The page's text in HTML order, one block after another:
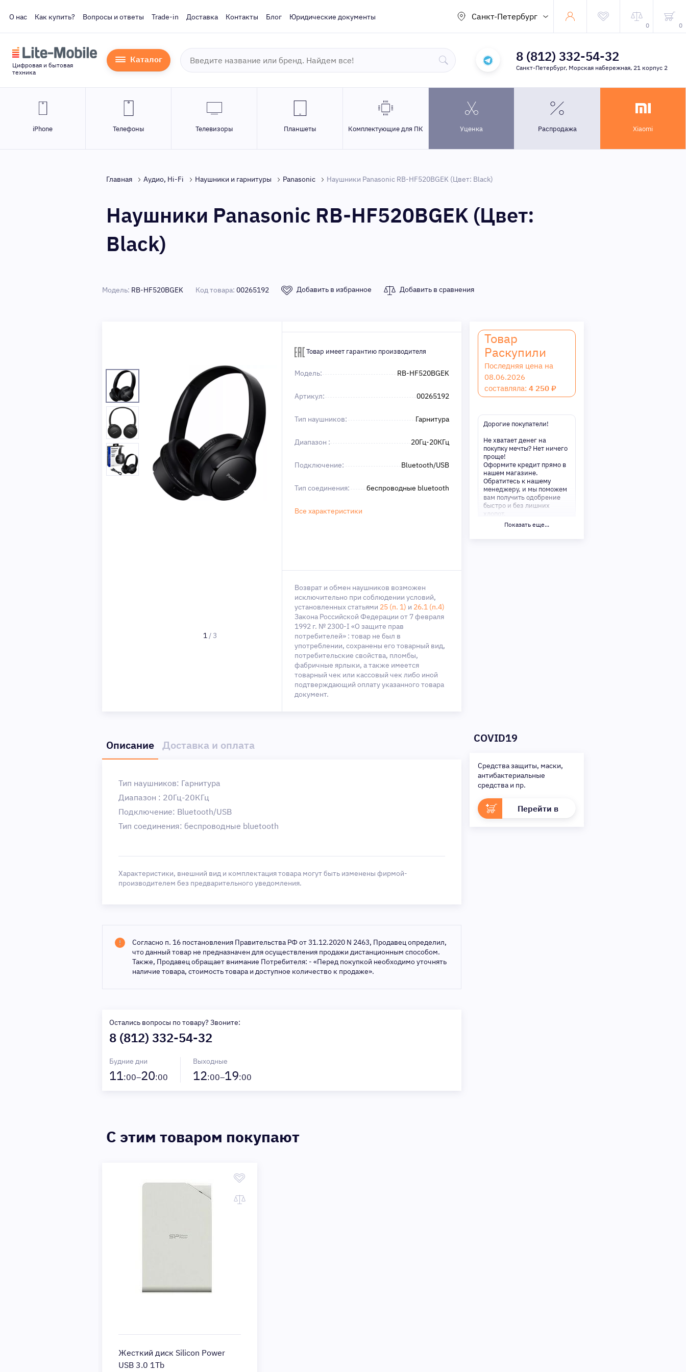
О нас Как купить? Вопросы и ответы Trade-in Доставка Контакты Блог Юридические документы Санкт-Петербург
0 0
Цифровая и бытовая
техника
Каталог 8 (812) 332-54-32
Санкт-Петербург, Морская набережная, 21 корпус 2
iPhone Телефоны Телевизоры Планшеты Комплектующие для ПК Уценка Распродажа Xiaomi
Главная Аудио, Hi-Fi Наушники и гарнитуры Panasonic Наушники Panasonic RB-HF520BGEK (Цвет: Black)
Наушники Panasonic RB-HF520BGEK (Цвет:
Black)
Модель: RB-HF520BGEK Код товара: 00265192 Добавить в избранное Добавить в сравнения
1/ 3
Товар имеет гарантию производителя
Модель: RB-HF520BGEK
Артикул: 00265192
Тип наушников: Гарнитура
Диапазон : 20Гц-20КГц
Подключение: Bluetooth/USB
Тип соединения: беспроводные bluetooth
Все характеристики
Возврат и обмен наушников возможен
исключительно при соблюдении условий,
установленных статьями 25 (п. 1) и 26.1 (п.4)
Закона Российской Федерации от 7 февраля
1992 г. № 2300-I «О защите прав
потребителей» : товар не был в
употреблении, сохранены его товарный вид,
потребительские свойства, пломбы,
фабричные ярлыки, а также имеется
товарный чек или кассовый чек либо иной
подтверждающий оплату указанного товара
документ.
Товар
Раскупили
Последняя цена на
08.06.2026
составляла: 4 250 ₽
Дорогие покупатели!
Не хватает денег на
покупку мечты? Нет ничего
проще!
Оформите кредит прямо в
нашем магазине.
Обратитесь к нашему
менеджеру, и мы поможем
вам получить одобрение
быстро и без лишних
хлопот.
Показать еще...
Описание Доставка и оплата
Тип наушников: Гарнитура
Диапазон : 20Гц-20КГц
Подключение: Bluetooth/USB
Тип соединения: беспроводные bluetooth
Характеристики, внешний вид и комплектация товара могут быть изменены фирмой-
производителем без предварительного уведомления.
Согласно п. 16 постановления Правительства РФ от 31.12.2020 N 2463, Продавец определил,
что данный товар не предназначен для осуществления продажи дистанционным способом.
Также, Продавец обращает внимание Потребителя: - «Перед покупкой необходимо уточнять
наличие товара, стоимость товара и доступное количество к продаже».
Остались вопросы по товару? Звоните:
8 (812) 332-54-32
Будние дни
11:00–20:00
Выходные
12:00–19:00
COVID19
Средства защиты, маски,
антибактериальные
средства и пр.
Перейти в
C этим товаром покупают
Жесткий диск Silicon Power
USB 3.0 1Tb